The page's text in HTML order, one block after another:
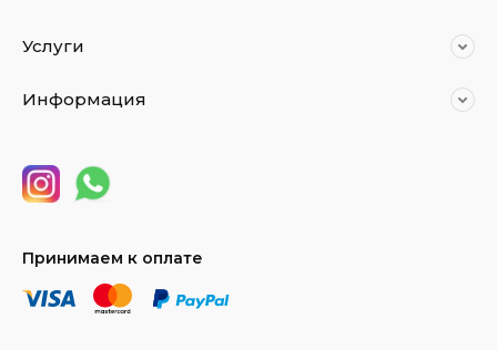
Услуги
Информация
Принимаем к оплате